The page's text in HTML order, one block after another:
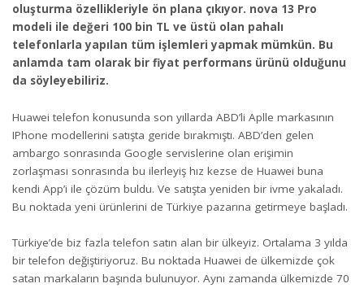
oluşturma özellikleriyle ön plana çıkıyor. nova 13 Pro
modeli ile değeri 100 bin TL ve üstü olan pahalı
telefonlarla yapılan tüm işlemleri yapmak mümkün. Bu
anlamda tam olarak bir fiyat performans ürünü olduğunu
da söyleyebiliriz.
Huawei telefon konusunda son yıllarda ABD’li Aplle markasının
IPhone modellerini satışta geride bırakmıştı. ABD’den gelen
ambargo sonrasında Google servislerine olan erişimin
zorlaşması sonrasında bu ilerleyiş hız kezse de Huawei buna
kendi App’i ile çözüm buldu. Ve satışta yeniden bir ivme yakaladı.
Bu noktada yeni ürünlerini de Türkiye pazarına getirmeye başladı.
Türkiye’de biz fazla telefon satın alan bir ülkeyiz. Ortalama 3 yılda
bir telefon değiştiriyoruz. Bu noktada Huawei de ülkemizde çok
satan markaların başında bulunuyor. Aynı zamanda ülkemizde 70